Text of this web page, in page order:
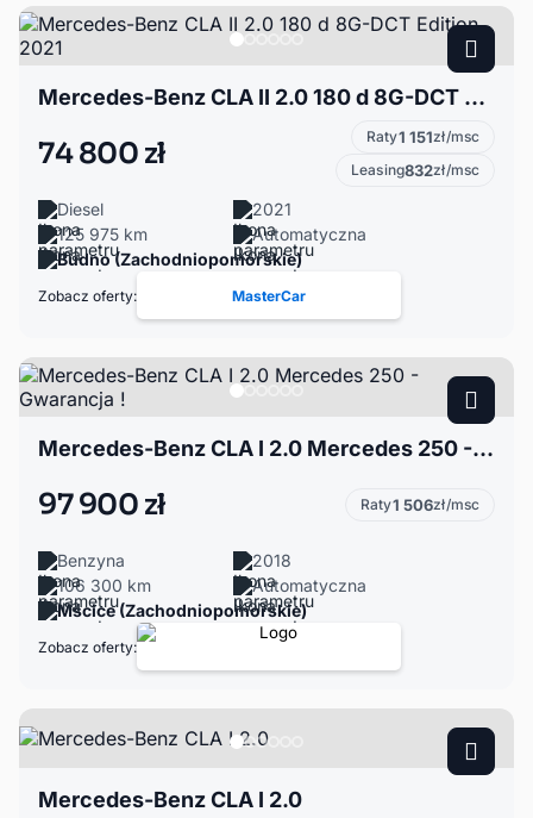
Mercedes-Benz CLA II 2.0 180 d 8G-DCT Edition 2021
74 800 zł Raty1 151zł/msc
Leasing832zł/msc
Diesel
2021
125 975 km
Automatyczna
Budno (Zachodniopomorskie)
Zobacz oferty: MasterCar
Mercedes-Benz CLA I 2.0 Mercedes 250 - Gwarancja !
97 900 zł Raty1 506zł/msc
Benzyna
2018
106 300 km
Automatyczna
Mścice (Zachodniopomorskie)
Zobacz oferty:
Mercedes-Benz CLA I 2.0